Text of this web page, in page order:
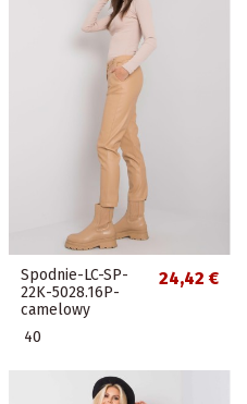
Spodnie-LC-SP-
22K-5028.16P-
camelowy
24,42 €
40